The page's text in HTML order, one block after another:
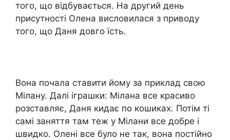
того, що відбувається. На другий день
присутності Олена висловилася з приводу
того, що Даня довго їсть.
Вона почала ставити йому за приклад свою
Мілану. Далі іграшки: Мілана все красиво
розставляє, Даня кидає по кошиках. Потім ті
самі заняття там теж у Мілани все добре і
швидко. Олені все було не так, вона постійно